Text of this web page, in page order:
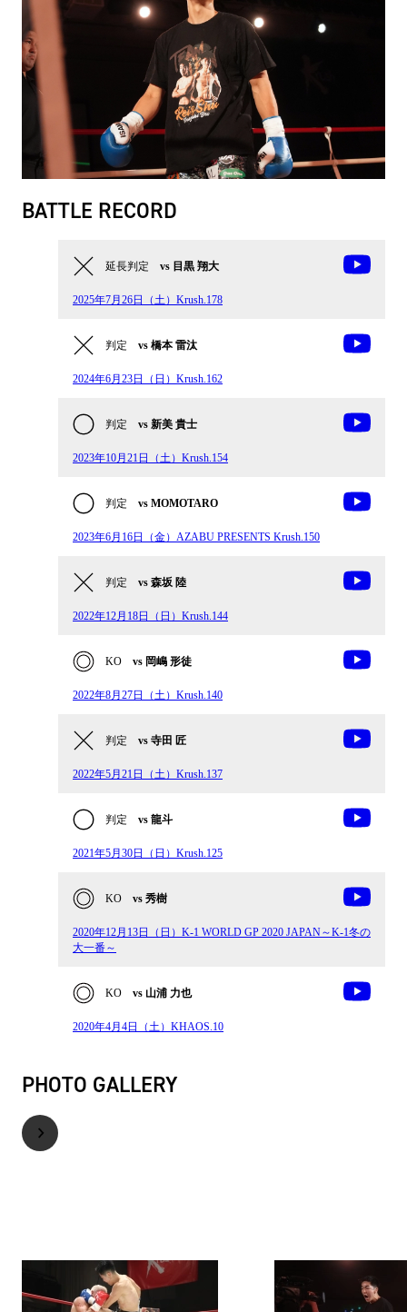
BATTLE RECORD
延長判定 vs 目黒 翔大
2025年7月26日（土）Krush.178
判定 vs 橋本 雷汰
2024年6月23日（日）Krush.162
判定 vs 新美 貴士
2023年10月21日（土）Krush.154
判定 vs MOMOTARO
2023年6月16日（金）AZABU PRESENTS Krush.150
判定 vs 森坂 陸
2022年12月18日（日）Krush.144
KO vs 岡嶋 形徒
2022年8月27日（土）Krush.140
判定 vs 寺田 匠
2022年5月21日（土）Krush.137
判定 vs 龍斗
2021年5月30日（日）Krush.125
KO vs 秀樹
2020年12月13日（日）K-1 WORLD GP 2020 JAPAN～K-1冬の
大一番～
KO vs 山浦 力也
2020年4月4日（土）KHAOS.10
PHOTO GALLERY